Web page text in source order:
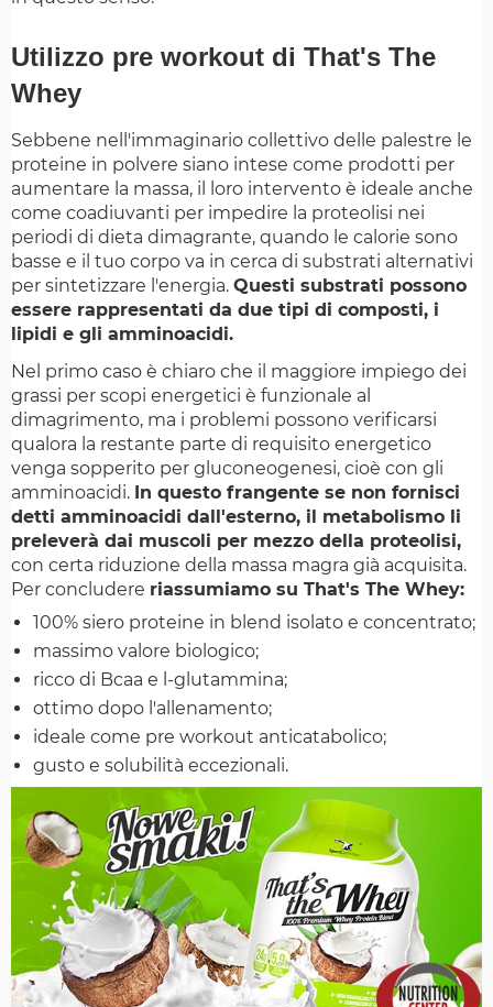
Utilizzo pre workout di That's The
Whey
Sebbene nell'immaginario collettivo delle palestre le
proteine in polvere siano intese come prodotti per
aumentare la massa, il loro intervento è ideale anche
come coadiuvanti per impedire la proteolisi nei
periodi di dieta dimagrante, quando le calorie sono
basse e il tuo corpo va in cerca di substrati alternativi
per sintetizzare l'energia. Questi substrati possono
essere rappresentati da due tipi di composti, i
lipidi e gli amminoacidi.
Nel primo caso è chiaro che il maggiore impiego dei
grassi per scopi energetici è funzionale al
dimagrimento, ma i problemi possono verificarsi
qualora la restante parte di requisito energetico
venga sopperito per gluconeogenesi, cioè con gli
amminoacidi. In questo frangente se non fornisci
detti amminoacidi dall'esterno, il metabolismo li
preleverà dai muscoli per mezzo della proteolisi,
con certa riduzione della massa magra già acquisita.
Per concludere riassumiamo su That's The Whey:
100% siero proteine in blend isolato e concentrato;
massimo valore biologico;
ricco di Bcaa e l-glutammina;
ottimo dopo l'allenamento;
ideale come pre workout anticatabolico;
gusto e solubilità eccezionali.